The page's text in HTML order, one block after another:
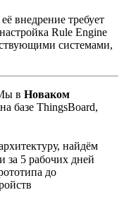
внедрение требует
Rule Engine
системами,
в Новаком
базе ThingsBoard,
найдём
за 5 рабочих дней
до